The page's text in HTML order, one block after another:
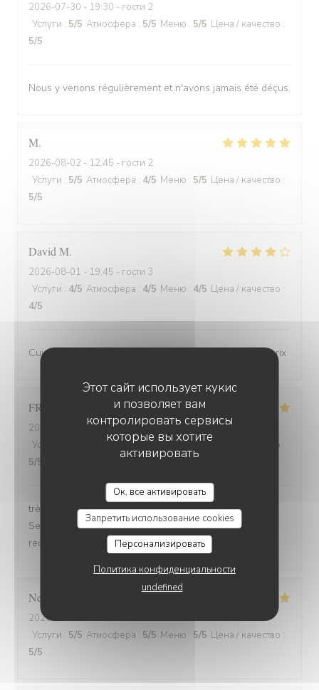
Этот сайт использует кукис
и позволяет вам
контролировать сервисы
которые вы хотите
активировать
Ок, все активировать
Запретить использование cookies
Персонализировать
Политика конфиденциальности
undefined
2026-07-30 - 19:30 - гости 2
Услуги : 5/5 Атмосфера : 5/5 Меню : 5/5 Цена / качество :
5/5
Nous y venons régulièrement et n'avons jamais été déçus.
M
2026-08-02 - 12:45 - гости 2
Услуги : 5/5 Атмосфера : 4/5 Меню : 5/5 Цена / качество :
5/5
David M
2026-08-01 - 19:45 - гости 3
Услуги : 4/5 Атмосфера : 4/5 Меню : 4/5 Цена / качество :
4/5
Cuisine de bonne qualité pour un bon rapport qualité/prix
FRANCOIS
2026-07-31
- 19:30 - гости 2
Услуги
Атмосфера: 5/5 Меню: 5 /5 Цена / качество :
5/5
très bonne soirée et très bon dîner, comme d'habitude.
Serveuse et serveur très professionnels. Nous
recommandons, jamais déçu.
Nelly
2026-07-31- 20:00 - гости 2
Услуги : 5/5 Атмосфера : 5/5 Меню : 5/5 Цена / качество :
5/5